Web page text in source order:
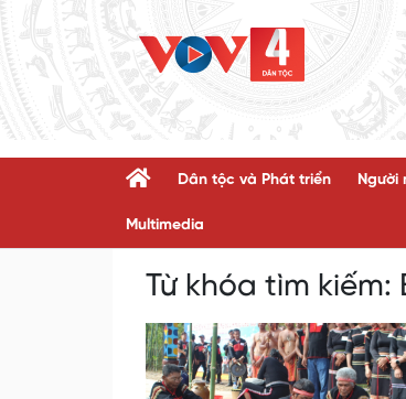
Dân tộc và Phát triển Người
Multimedia
Từ khóa tìm kiếm: